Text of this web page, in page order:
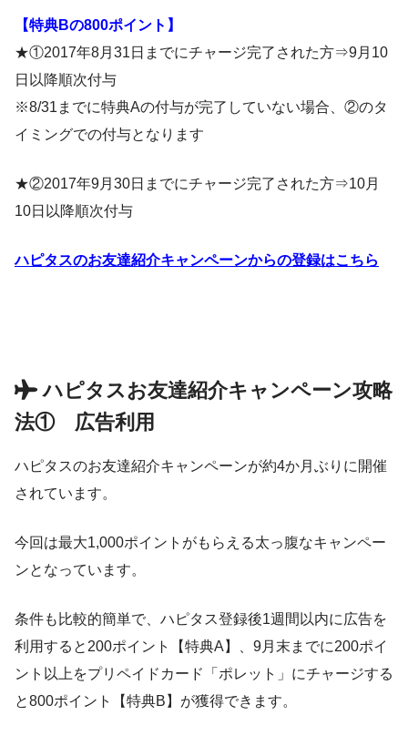
【特典Bの800ポイント】
★①2017年8月31日までにチャージ完了された方⇒9月10
日以降順次付与
※8/31までに特典Aの付与が完了していない場合、②のタ
イミングでの付与となります
★②2017年9月30日までにチャージ完了された方⇒10月
10日以降順次付与
ハピタスのお友達紹介キャンペーンからの登録はこちら
ハピタスお友達紹介キャンペーン攻略
法① 広告利用
ハピタスのお友達紹介キャンペーンが約4か月ぶりに開催
されています。
今回は最大1,000ポイントがもらえる太っ腹なキャンペー
ンとなっています。
条件も比較的簡単で、ハピタス登録後1週間以内に広告を
利用すると200ポイント【特典A】、9月末までに200ポイ
ント以上をプリペイドカード「ポレット」にチャージする
と800ポイント【特典B】が獲得できます。